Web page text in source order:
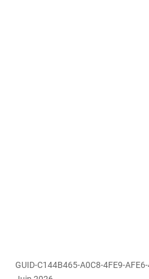
GUID-C144B465-A0C8-4FE9-